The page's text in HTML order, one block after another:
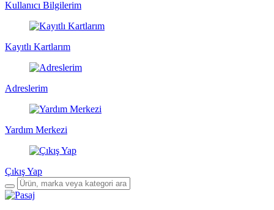
Kullanıcı Bilgilerim
Kayıtlı Kartlarım
Adreslerim
Yardım Merkezi
Çıkış Yap